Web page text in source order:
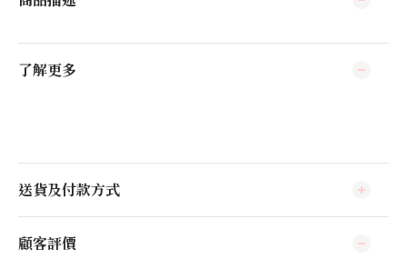
了解更多
送貨及付款方式
顧客評價